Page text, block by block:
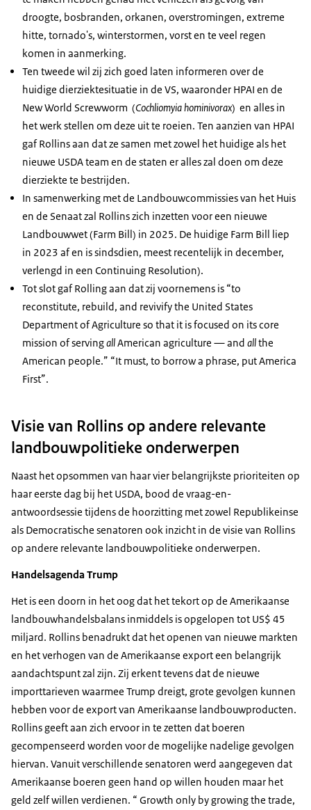
droogte, bosbranden, orkanen, overstromingen, extreme
hitte, tornado's, winterstormen, vorst en te veel regen
komen in aanmerking.
Ten tweede wil zij zich goed laten informeren over de
huidige dierziektesituatie in de VS, waaronder HPAI en de
New World Screwworm (Cochliomyia hominivorax) en alles in
het werk stellen om deze uit te roeien. Ten aanzien van HPAI
gaf Rollins aan dat ze samen met zowel het huidige als het
nieuwe USDA team en de staten er alles zal doen om deze
dierziekte te bestrijden.
In samenwerking met de Landbouwcommissies van het Huis
en de Senaat zal Rollins zich inzetten voor een nieuwe
Landbouwwet (Farm Bill) in 2025. De huidige Farm Bill liep
in 2023 af en is sindsdien, meest recentelijk in december,
verlengd in een Continuing Resolution).
Tot slot gaf Rolling aan dat zij voornemens is “to
reconstitute, rebuild, and revivify the United States
Department of Agriculture so that it is focused on its core
mission of servingallAmerican agriculture — and allthe
American people.” “It must, to borrow a phrase, put America
First”.
Visie van Rollins op andere relevante
landbouwpolitieke onderwerpen
Naast het opsommen van haar vier belangrijkste prioriteiten op
haar eerste dag bij het USDA, bood de vraag-en-
antwoordsessie tijdens de hoorzitting met zowel Republikeinse
als Democratische senatoren ook inzicht in de visie van Rollins
op andere relevante landbouwpolitieke onderwerpen.
Handelsagenda Trump
Het is een doorn in het oog dat het tekort op de Amerikaanse
landbouwhandelsbalans inmiddels is opgelopen tot US$ 45
miljard. Rollins benadrukt dat het openen van nieuwe markten
en het verhogen van de Amerikaanse export een belangrijk
aandachtspunt zal zijn. Zij erkent tevens dat de nieuwe
importtarieven waarmee Trump dreigt, grote gevolgen kunnen
hebben voor de export van Amerikaanse landbouwproducten.
Rollins geeft aan zich ervoor in te zetten dat boeren
gecompenseerd worden voor de mogelijke nadelige gevolgen
hiervan. Vanuit verschillende senatoren werd aangegeven dat
Amerikaanse boeren geen hand op willen houden maar het
geld zelf willen verdienen. “ Growth only by growing the trade,